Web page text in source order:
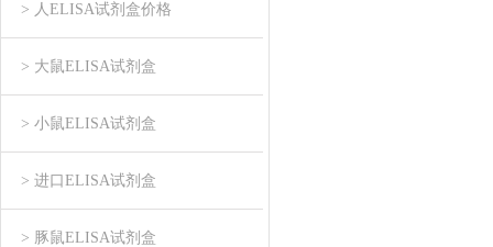
> 人ELISA试剂盒价格
> 大鼠ELISA试剂盒
> 小鼠ELISA试剂盒
> 进口ELISA试剂盒
> 豚鼠ELISA试剂盒